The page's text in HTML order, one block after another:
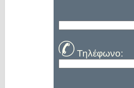
Τηλέφωνο: